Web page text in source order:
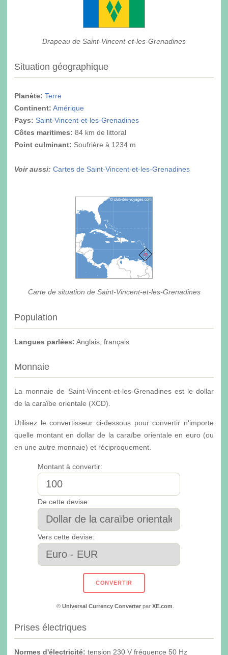
Drapeau de Saint-Vincent-et-les-Grenadines
Situation géographique
Planète: Terre
Continent: Amérique
Pays: Saint-Vincent-et-les-Grenadines
Côtes maritimes: 84 km de littoral
Point culminant: Soufrière à 1234 m
Voir aussi: Cartes de Saint-Vincent-et-les-Grenadines
Carte de situation de Saint-Vincent-et-les-Grenadines
Population
Langues parlées: Anglais, français
Monnaie
La monnaie de Saint-Vincent-et-les-Grenadines est le dollar
de la caraïbe orientale (XCD).
Utilisez le convertisseur ci-dessous pour convertir n'importe
quelle montant en dollar de la caraïbe orientale en euro (ou
en une autre monnaie) et réciproquement.
Montant à convertir:
De cette devise:
Vers cette devise:
© Universal Currency Converterpar XE.com
Prises électriques
Normes d'électricité: tension 230 V fréquence 50 Hz